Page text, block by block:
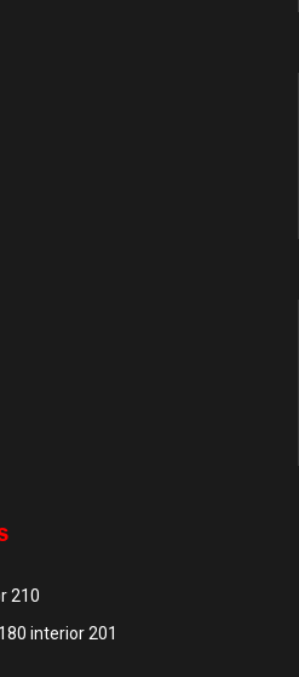
210
interior 201